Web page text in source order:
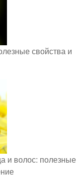
свойства и
и волос: полезные